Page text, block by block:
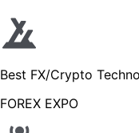
Best FX/Crypto
FOREX EXPO